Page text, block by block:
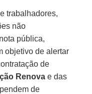
trabalhadores,
não
pública,
objetivo de alertar
de
Renova e das
de